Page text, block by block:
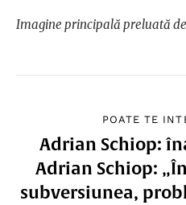
Imagine principală preluată de
POATE TE
Adrian Schiop:
Adrian Schiop:
subversiunea,